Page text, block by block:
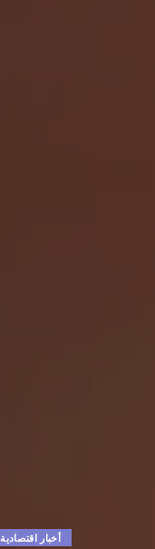
أخبار اقتصادية